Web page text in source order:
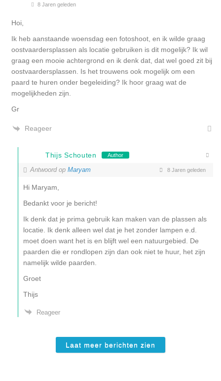
8 Jaren geleden
Hoi,
Ik heb aanstaande woensdag een fotoshoot, en ik wilde graag
oostvaardersplassen als locatie gebruiken is dit mogelijk? Ik wil
graag een mooie achtergrond en ik denk dat, dat wel goed zit bij
oostvaardersplassen. Is het trouwens ook mogelijk om een
paard te huren onder begeleiding? Ik hoor graag wat de
mogelijkheden zijn.
Gr
Reageer
Thijs Schouten Author
Antwoord op Maryam 8 Jaren geleden
Hi Maryam,
Bedankt voor je bericht!
Ik denk dat je prima gebruik kan maken van de plassen als
locatie. Ik denk alleen wel dat je het zonder lampen e.d.
moet doen want het is en blijft wel een natuurgebied. De
paarden die er rondlopen zijn dan ook niet te huur, het zijn
namelijk wilde paarden.
Groet
Thijs
Reageer
Laat meer berichten zien